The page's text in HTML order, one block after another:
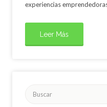
experiencias
Leer Más